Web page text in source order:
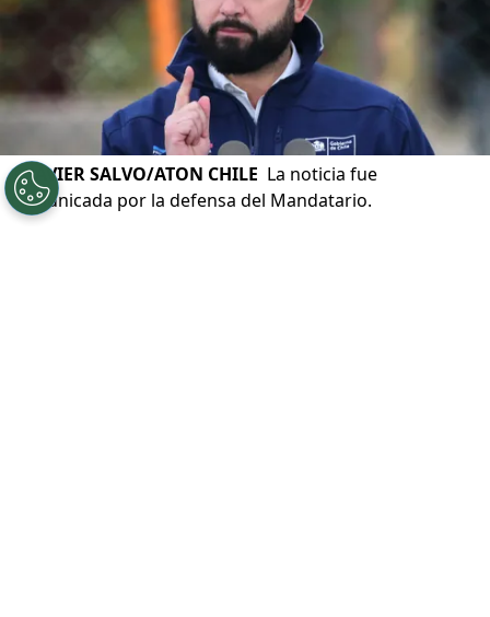
©JAVIER SALVO/ATON CHILE La noticia fue
comunicada por la defensa del Mandatario.